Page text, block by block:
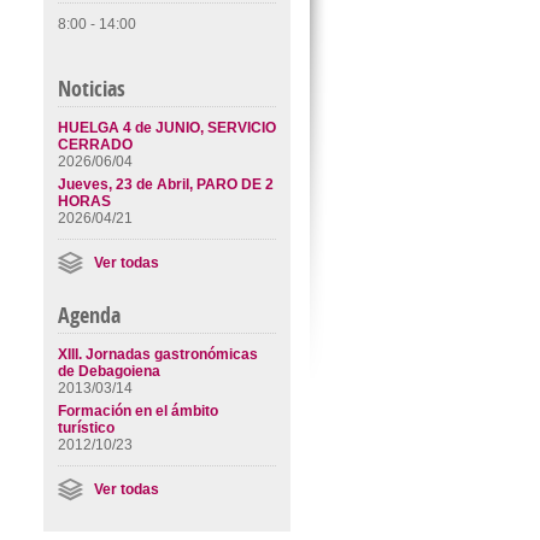
8:00 - 14:00
Noticias
HUELGA 4 de JUNIO, SERVICIO
CERRADO
2026/06/04
Jueves, 23 de Abril, PARO DE 2
HORAS
2026/04/21
Ver todas
Agenda
XIII. Jornadas gastronómicas
de Debagoiena
2013/03/14
Formación en el ámbito
turístico
2012/10/23
Ver todas